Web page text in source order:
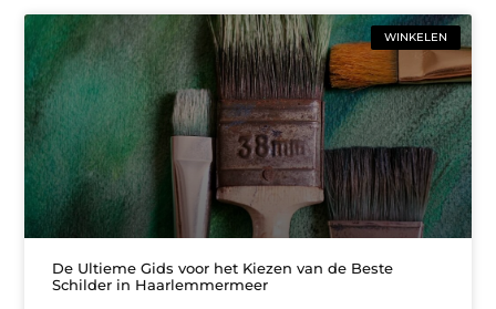
WINKELEN
De Ultieme Gids voor het Kiezen van de Beste
Schilder in Haarlemmermeer